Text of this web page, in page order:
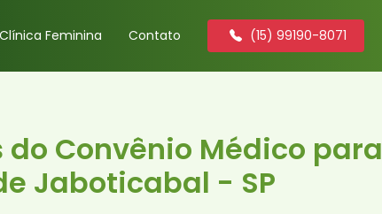
Clínica Feminina Contato (15) 99190-8071
Convênio Médico para
Jaboticabal - SP